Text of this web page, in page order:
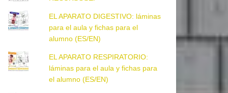
EL APARATO DIGESTIVO: láminas
para el aula y fichas para el
alumno (ES/EN)
EL APARATO RESPIRATORIO:
láminas para el aula y fichas para
el alumno (ES/EN)